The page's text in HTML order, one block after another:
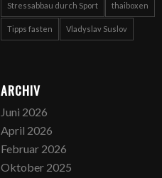
Stressabbau durch Sport thaiboxen
Tipps fasten Vladyslav Suslov
ARCHIV
Juni 2026
April 2026
Februar 2026
Oktober 2025